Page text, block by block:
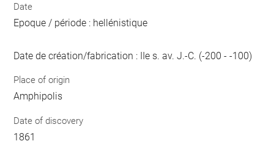
Date
Epoque / période : hellénistique
Date de création/fabrication : IIe s. av. J.-C. (-200 - -100)
Place of origin
Amphipolis
Date of discovery
1861